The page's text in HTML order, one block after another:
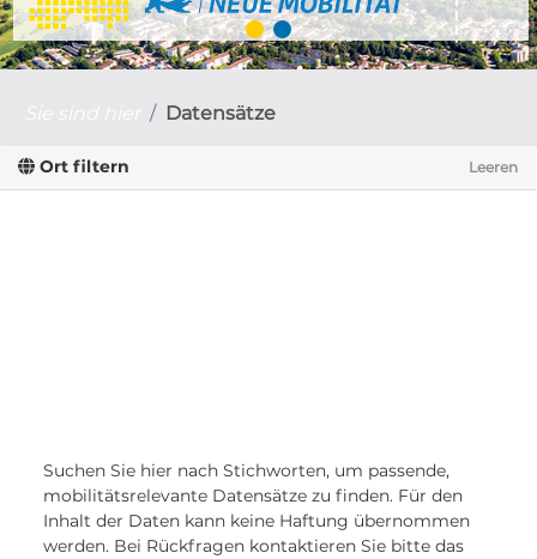
Datensätze
Ort filtern Leeren
Suchen Sie hier nach Stichworten, um passende,
mobilitätsrelevante Datensätze zu finden. Für den
Inhalt der Daten kann keine Haftung übernommen
werden. Bei Rückfragen kontaktieren Sie bitte das